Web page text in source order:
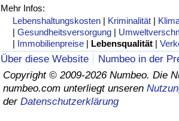
Mehr Infos:
Lebenshaltungskosten | Kriminalität |
|Gesundheitsversorgung |
| Immobilienpreise | Lebensqualität |
Über diese Website
Numbeo in der
Copyright © 2009-2026 Numbeo. Die
numbeo.com unterliegt unseren
der Datenschutzerklärung
Lebenshaltungskosten-Index nach
in Akaba
Immobilienpreis-Index nach Land
Lebensqualitätsindex nach Land
Kriminalität
Kriminalitäts-Index (aktuell)
Kriminalitäts-Index